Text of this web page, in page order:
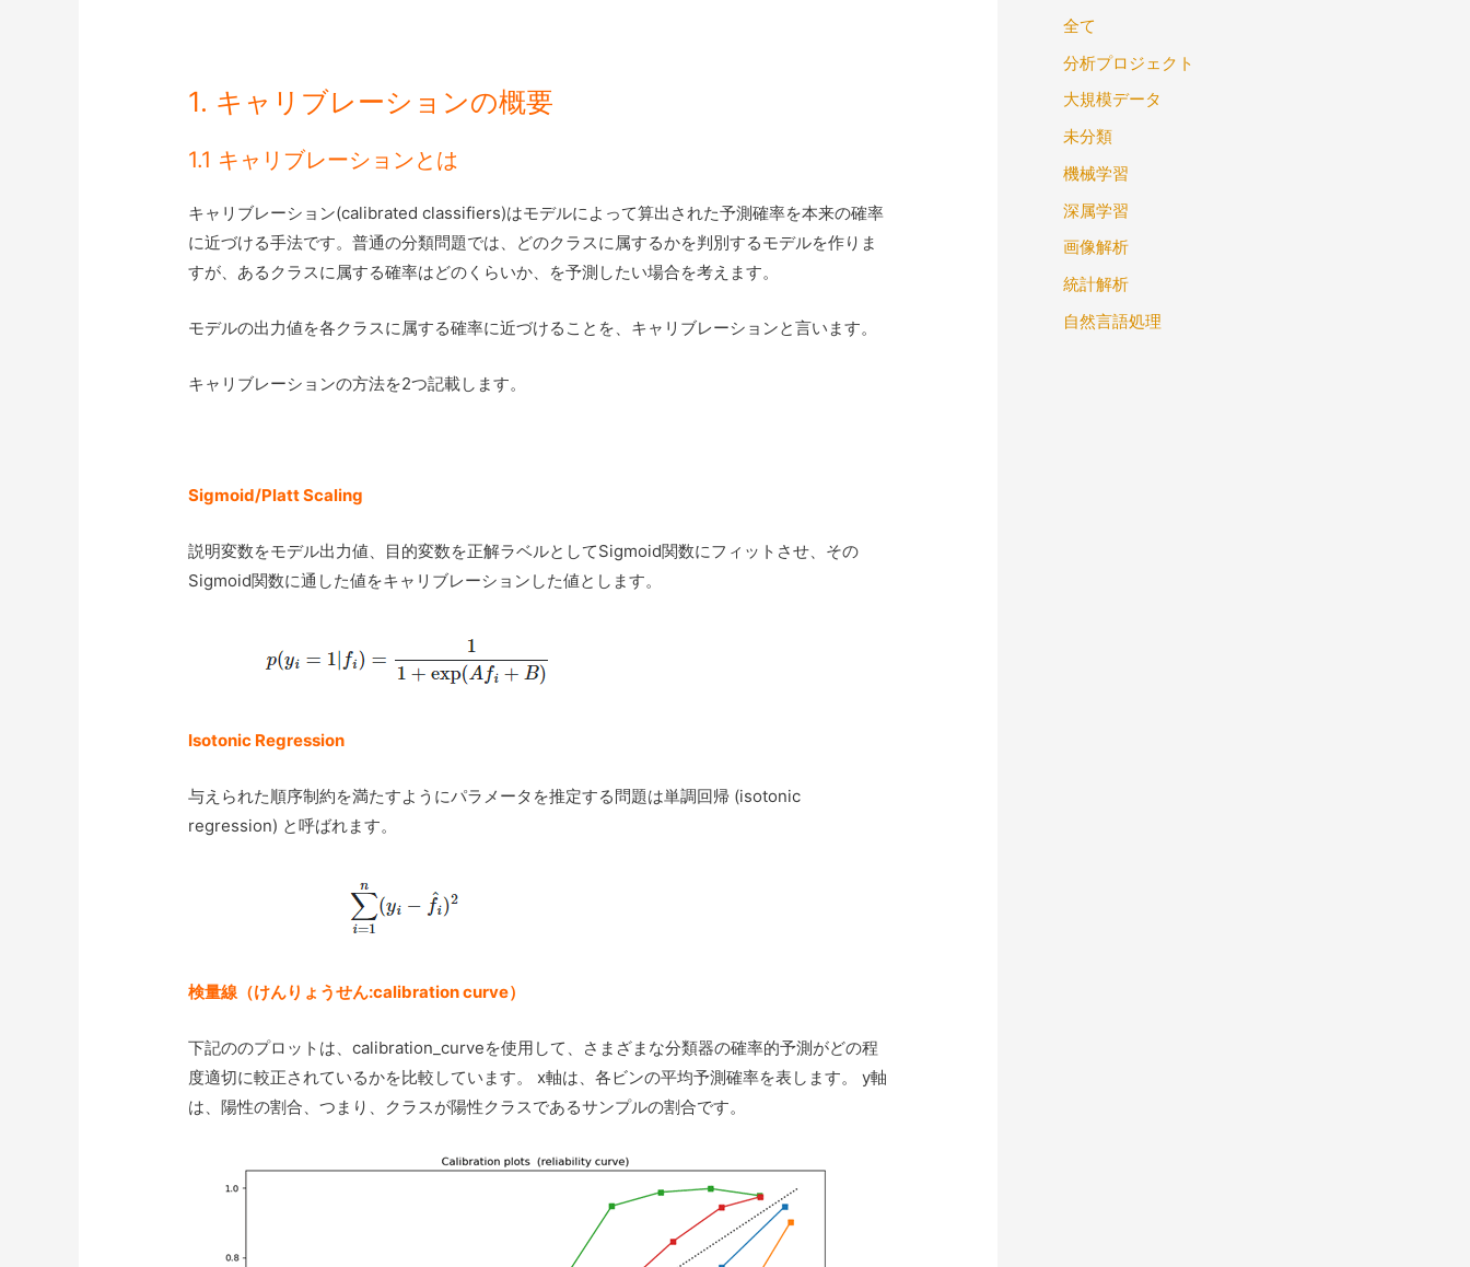
1. キャリブレーションの概要
1.1 キャリブレーションとは
キャリブレーション(calibrated classifiers)はモデルによって算出された予測確率を本来の確率
に近づける手法です。普通の分類問題では、どのクラスに属するかを判別するモデルを作りま
すが、あるクラスに属する確率はどのくらいか、を予測したい場合を考えます。
モデルの出力値を各クラスに属する確率に近づけることを、キャリブレーションと言います。
キャリブレーションの方法を2つ記載します。
Sigmoid/Platt Scaling
説明変数をモデル出力値、目的変数を正解ラベルとしてSigmoid関数にフィットさせ、その
Sigmoid関数に通した値をキャリブレーションした値とします。
Isotonic Regression
与えられた順序制約を満たすようにパラメータを推定する問題は単調回帰 (isotonic
regression) と呼ばれます。
検量線（けんりょうせん:calibration curve）
下記ののプロットは、calibration_curveを使用して、さまざまな分類器の確率的予測がどの程
度適切に較正されているかを比較しています。 x軸は、各ビンの平均予測確率を表します。 y軸
は、陽性の割合、つまり、クラスが陽性クラスであるサンプルの割合です。
全て
分析プロジェクト
大規模データ
未分類
機械学習
深属学習
画像解析
統計解析
自然言語処理